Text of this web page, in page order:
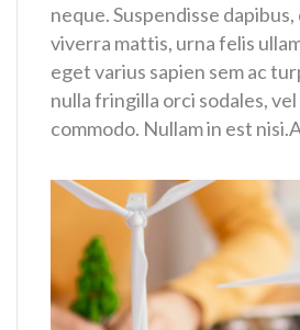
neque. Suspendisse
viverra mattis, urna felis
eget varius sapien sem ac
nulla fringilla orci sodales,
commodo. Nullam in est